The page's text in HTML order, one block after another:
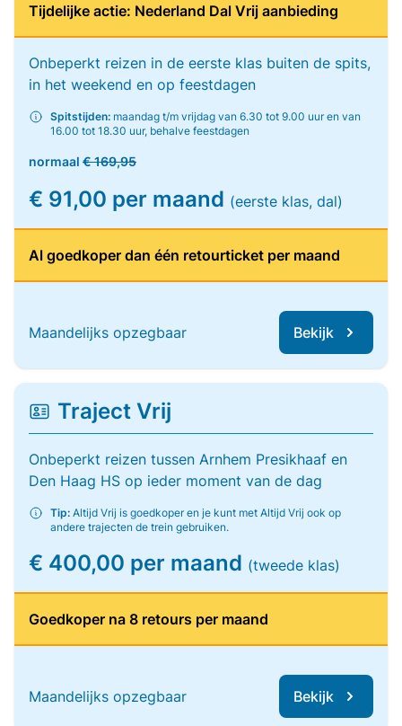
Tijdelijke actie: Nederland Dal Vrij aanbieding
Onbeperkt reizen in de eerste klas buiten de spits,
in het weekend en op feestdagen
Spitstijden: maandag t/m vrijdag van 6.30 tot 9.00 uur en van
16.00 tot 18.30 uur, behalve feestdagen
normaal € 169,95
€ 91,00 per maand (eerste klas, dal)
Al goedkoper dan één retourticket per maand
Maandelijks opzegbaar Bekijk
Traject Vrij
Onbeperkt reizen tussen Arnhem Presikhaaf en
Den Haag HS op ieder moment van de dag
Tip: Altijd Vrij is goedkoper en je kunt met Altijd Vrij ook op
andere trajecten de trein gebruiken.
€ 400,00 per maand (tweede klas)
Goedkoper na 8 retours per maand
Maandelijks opzegbaar Bekijk